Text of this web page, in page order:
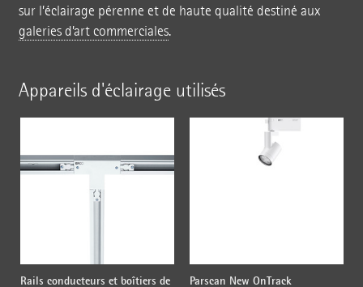
sur l’éclairage pérenne et de haute qualité destiné aux
galeries d’art commerciales.
Appareils d'éclairage utilisés
Rails conducteurs et boîtiers de
Parscan New OnTrack